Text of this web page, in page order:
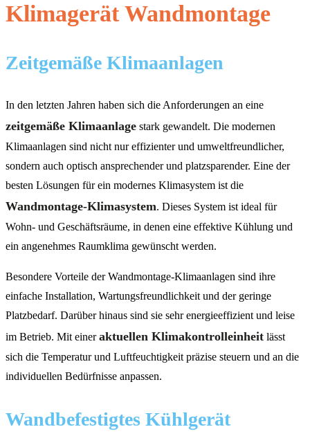
Klimagerät Wandmontage
Zeitgemäße Klimaanlagen
In den letzten Jahren haben sich die Anforderungen an eine
zeitgemäße Klimaanlage stark gewandelt. Die modernen
Klimaanlagen sind nicht nur effizienter und umweltfreundlicher,
sondern auch optisch ansprechender und platzsparender. Eine der
besten Lösungen für ein modernes Klimasystem ist die
Wandmontage-Klimasystem. Dieses System ist ideal für
Wohn- und Geschäftsräume, in denen eine effektive Kühlung und
ein angenehmes Raumklima gewünscht werden.
Besondere Vorteile der Wandmontage-Klimaanlagen sind ihre
einfache Installation, Wartungsfreundlichkeit und der geringe
Platzbedarf. Darüber hinaus sind sie sehr energieeffizient und leise
im Betrieb. Mit eineraktuellen Klimakontrolleinheit lässt
sich die Temperatur und Luftfeuchtigkeit präzise steuern und an die
individuellen Bedürfnisse anpassen.
Wandbefestigtes Kühlgerät